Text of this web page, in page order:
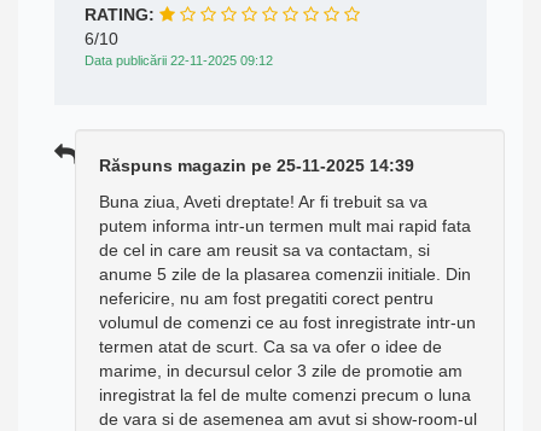
RATING:
6/10
Data publicării 22-11-2025 09:12
Răspuns magazin pe 25-11-2025 14:39
Buna ziua, Aveti dreptate! Ar fi trebuit sa va
putem informa intr-un termen mult mai rapid fata
de cel in care am reusit sa va contactam, si
anume 5 zile de la plasarea comenzii initiale. Din
nefericire, nu am fost pregatiti corect pentru
volumul de comenzi ce au fost inregistrate intr-un
termen atat de scurt. Ca sa va ofer o idee de
marime, in decursul celor 3 zile de promotie am
inregistrat la fel de multe comenzi precum o luna
de vara si de asemenea am avut si show-room-ul